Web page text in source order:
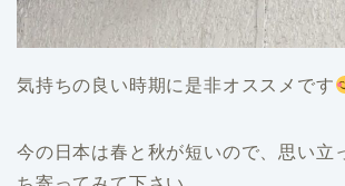
気持ちの良い時期に是非オススメです
今の日本は春と秋が短いので、思い立